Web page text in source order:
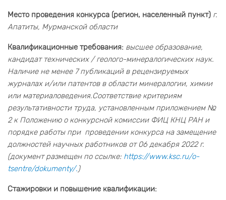
Место проведения конкурса (регион, населенный пункт) г.
Апатиты, Мурманской области
Квалификационные требования: высшее образование,
кандидат технических / геолого-минералогических наук.
Наличие не менее 7 публикаций в рецензируемых
журналах и/или патентов в области минералогии, химии
или материаловедения.Соответствие критериям
результативности труда, установленным приложением №
2 к Положению о конкурсной комиссии ФИЦ КНЦ РАН и
порядке работы при проведении конкурса на замещение
должностей научных работников от 06 декабря 2022 г.
(документ размещен по ссылке: https://www.ksc.ru/o-
tsentre/dokumenty/.)
Стажировки и повышение квалификации: